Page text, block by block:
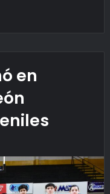
en